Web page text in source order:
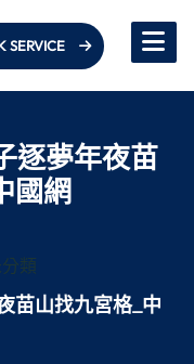
SERVICE
逐夢年夜苗
國網
類
苗山找九宮格_中